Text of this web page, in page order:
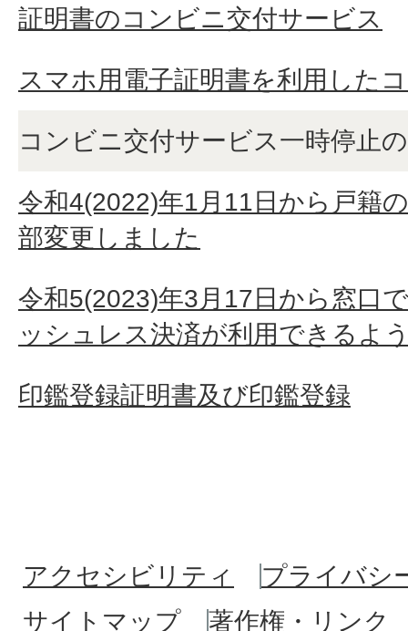
証明書のコンビニ交付サービス
スマホ用電子証明書を利用した
コンビニ交付サービス一時停止
令和4(2022)年1月11日から戸籍
部変更しました
令和5(2023)年3月17日から窓口
ッシュレス決済が利用できるよ
印鑑登録証明書及び印鑑登録
アクセシビリティ
プライバシ
サイトマップ
著作権・リンク